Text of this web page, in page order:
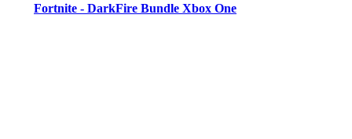
Fortnite - DarkFire Bundle Xbox One